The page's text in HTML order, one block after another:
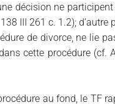
décision ne
III 261 c. 1.2); d’autre
de divorce, ne lie
cette procédure (cf.
au fond, le TF